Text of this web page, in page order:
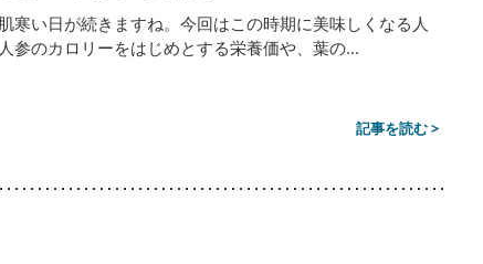
寒い日が続きますね。今回はこの時期に美味しくなる人
参のカロリーをはじめとする栄養価や、葉の...
記事を読む >